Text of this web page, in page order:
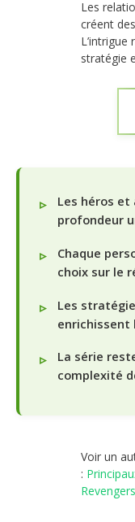
Les
créent
stratégie
Les héros
profondeur
Chaque
choix sur le
Les
enrichissent
La série
complexité
Voir un
: